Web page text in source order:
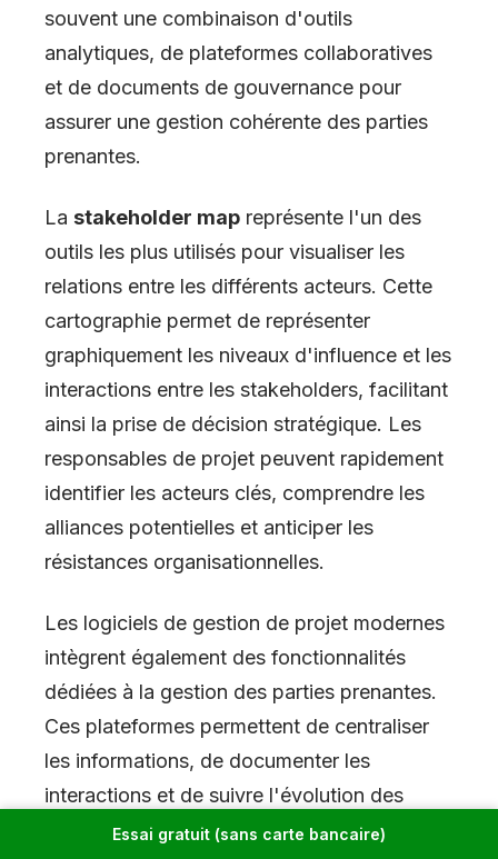
Essai gratuit (sans carte bancaire)
souvent une combinaison d'outils
analytiques, de plateformes collaboratives
et de documents de gouvernance pour
assurer une gestion cohérente des parties
prenantes.
La stakeholder map représente l'un des
outils les plus utilisés pour visualiser les
relations entre les différents acteurs. Cette
cartographie permet de représenter
graphiquement les niveaux d'influence et les
interactions entre les stakeholders, facilitant
ainsi la prise de décision stratégique. Les
responsables de projet peuvent rapidement
identifier les acteurs clés, comprendre les
alliances potentielles et anticiper les
résistances organisationnelles.
Les logiciels de gestion de projet modernes
intègrent également des fonctionnalités
dédiées à la gestion des parties prenantes.
Ces plateformes permettent de centraliser
les informations, de documenter les
interactions et de suivre l'évolution des
relations dans le temps. L'intégration de ces